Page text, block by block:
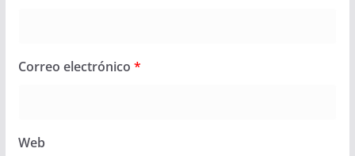
Correo electrónico *
Web